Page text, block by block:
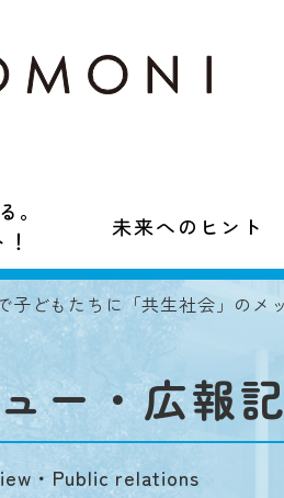
。
未来へのヒント
どもたちに「共生社会」のメ
ー・広報
・Public relations